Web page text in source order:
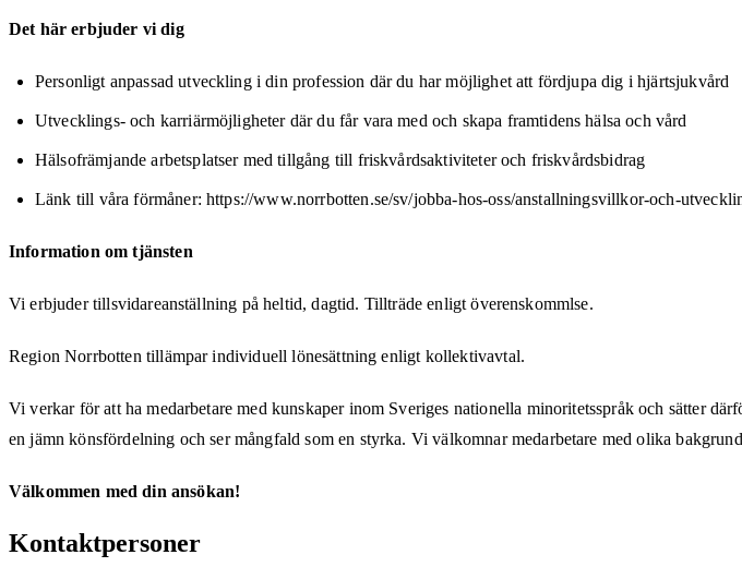
Det här erbjuder vi dig
Personligt anpassad utveckling i din profession där du har möjlighet att fördjupa dig i hjärtsjukvård
Utvecklings- och karriärmöjligheter där du får vara med och skapa framtidens hälsa och vård
Hälsofrämjande arbetsplatser med tillgång till friskvårdsaktiviteter och friskvårdsbidrag
Länk till våra förmåner: https://www.norrbotten.se/sv/jobba-hos-oss/anstallningsvillkor-och-
Information om tjänsten
Vi erbjuder tillsvidareanställning på heltid, dagtid. Tillträde enligt överenskommlse.
Region Norrbotten tillämpar individuell lönesättning enligt kollektivavtal.
Vi verkar för att ha medarbetare med kunskaper inom Sveriges nationella minoritetsspråk och sätter
en jämn könsfördelning och ser mångfald som en styrka. Vi välkomnar medarbetare med olika
Välkommen med din ansökan!
Kontaktpersoner